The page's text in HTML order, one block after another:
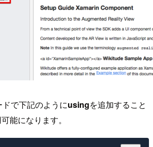
で下記のようにusingを追加すること
能になります。